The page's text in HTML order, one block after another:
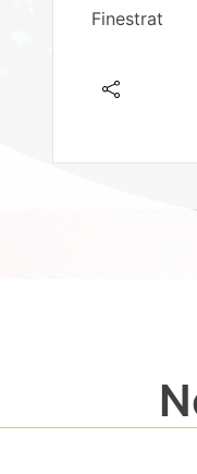
Finestrat